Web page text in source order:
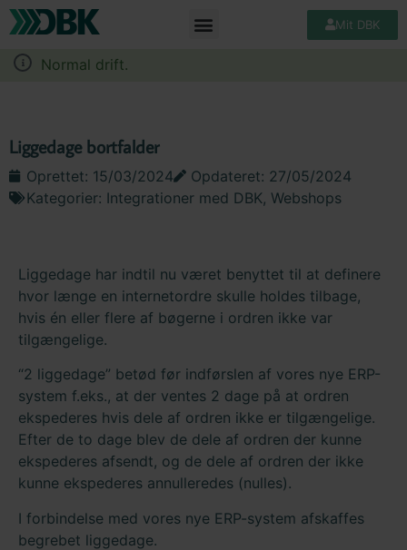
Mit DBK
Normal drift.
Liggedage bortfalder
Oprettet: 15/03/2024
Opdateret: 27/05/2024
Kategorier: Integrationer med DBK, Webshops
Liggedage har indtil nu været benyttet til at definere
hvor længe en internetordre skulle holdes tilbage,
hvis én eller flere af bøgerne i ordren ikke var
tilgængelige.
“2 liggedage” betød før indførslen af vores nye ERP-
system f.eks., at der ventes 2 dage på at ordren
ekspederes hvis dele af ordren ikke er tilgængelige.
Efter de to dage blev de dele af ordren der kunne
ekspederes afsendt, og de dele af ordren der ikke
kunne ekspederes annulleredes (nulles).
I forbindelse med vores nye ERP-system afskaffes
begrebet liggedage.